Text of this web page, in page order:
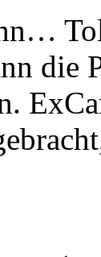
die